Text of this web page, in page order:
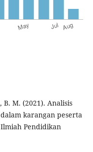
M. (2021). Analisis
karangan peserta
Pendidikan